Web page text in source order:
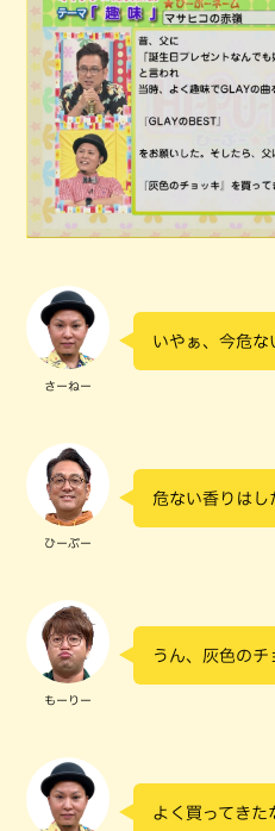
さーねー
いやぁ、今危な
ひーぷー
危ない香りは
もーりー
うん、灰色のチ
よく買ってきた